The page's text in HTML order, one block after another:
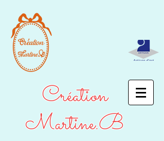
Création
Martine.B